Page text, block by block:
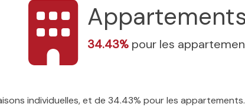
34.43% pour les
individuelles, et de 34.43% pour les appartements.